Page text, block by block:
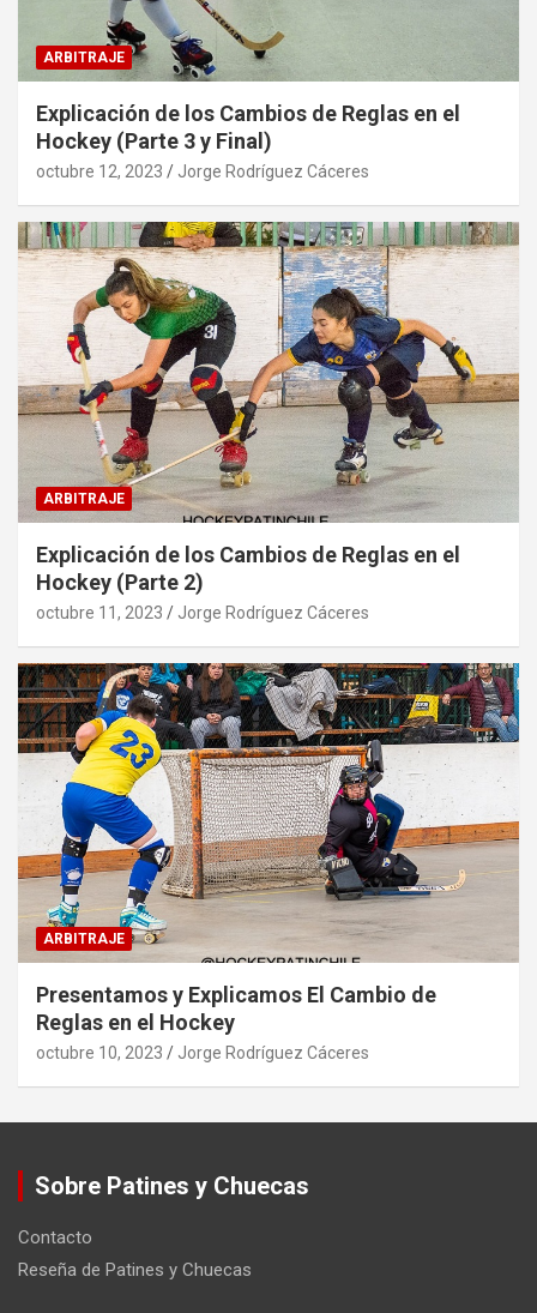
ARBITRAJE
Explicación de los Cambios de Reglas en el
Hockey (Parte 3 y Final)
octubre 12, 2023 Jorge Rodríguez Cáceres
ARBITRAJE
Explicación de los Cambios de Reglas en el
Hockey (Parte 2)
octubre 11, 2023 Jorge Rodríguez Cáceres
ARBITRAJE
Presentamos y Explicamos El Cambio de
Reglas en el Hockey
octubre 10, 2023 Jorge Rodríguez Cáceres
Sobre Patines y Chuecas
Contacto
Reseña de Patines y Chuecas